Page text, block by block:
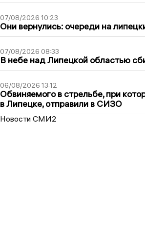
07/08/2026 10:23
Они вернулись: очереди на
07/08/2026 08:33
В небе над Липецкой областью
06/08/2026 13:12
Обвиняемого в стрельбе, при
в Липецке, отправили в СИЗО
Новости СМИ2